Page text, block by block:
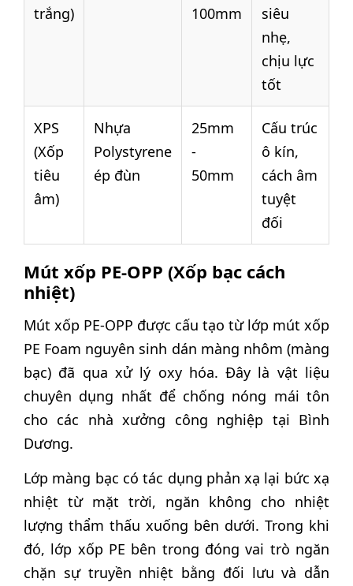
trắng)
100mm
siêu
nhẹ,
chịu lực
tốt
XPS
(Xốp
tiêu
âm)
Nhựa
Polystyrene
ép đùn
25mm
-
50mm
Cấu trúc
ô kín,
cách âm
tuyệt
đối
Mút xốp PE-OPP (Xốp bạc cách
nhiệt)
Mút xốp PE-OPP được cấu tạo từ lớp mút xốp
PE Foam nguyên sinh dán màng nhôm (màng
bạc) đã qua xử lý oxy hóa. Đây là vật liệu
chuyên dụng nhất để chống nóng mái tôn
cho các nhà xưởng công nghiệp tại Bình
Dương.
Lớp màng bạc có tác dụng phản xạ lại bức xạ
nhiệt từ mặt trời, ngăn không cho nhiệt
lượng thẩm thấu xuống bên dưới. Trong khi
đó, lớp xốp PE bên trong đóng vai trò ngăn
chặn sự truyền nhiệt bằng đối lưu và dẫn